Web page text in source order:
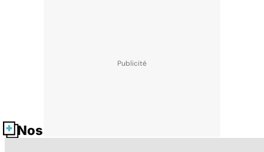
Nos fiches santé